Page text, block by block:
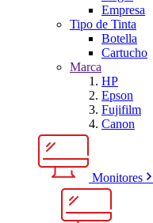
Empresa
Tipo de Tinta
Botella
Cartucho
Marca
HP
Epson
Fujifilm
Canon
Monitores